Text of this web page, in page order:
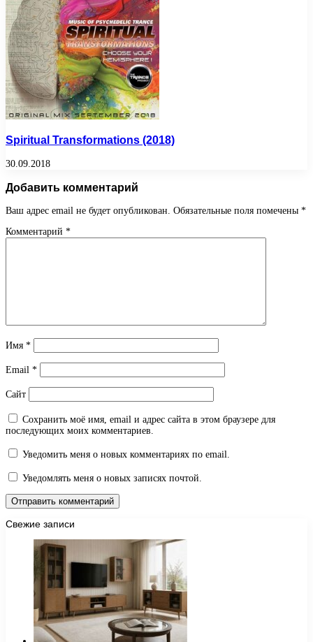
Spiritual Transformations (2018)
30.09.2018
Добавить комментарий
Ваш адрес email не будет опубликован. Обязательные поля помечены *
Комментарий *
Имя *
Email *
Сайт
Сохранить моё имя, email и адрес сайта в этом браузере для
последующих моих комментариев.
Уведомить меня о новых комментариях по email.
Уведомлять меня о новых записях почтой.
Свежие записи